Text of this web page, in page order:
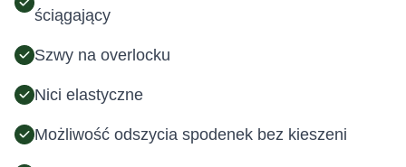
ściągający
Szwy na overlocku
Nici elastyczne
Możliwość odszycia spodenek bez kieszeni